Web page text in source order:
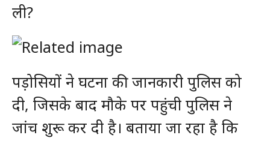
ली?
पड़ोसियों ने घटना की जानकारी पुलिस को
दी, जिसके बाद मौके पर पहुंची पुलिस ने
जांच शुरू कर दी है। बताया जा रहा है कि